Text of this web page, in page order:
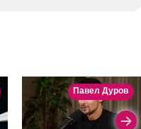
Павел Дуров